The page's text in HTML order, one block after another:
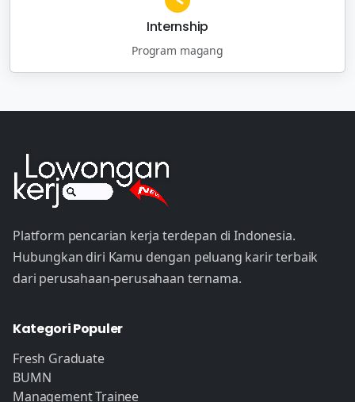
Internship
Program magang
Platform pencarian kerja terdepan di Indonesia.
Hubungkan diri Kamu dengan peluang karir terbaik
dari perusahaan-perusahaan ternama.
Kategori Populer
Fresh Graduate
BUMN
Management Trainee